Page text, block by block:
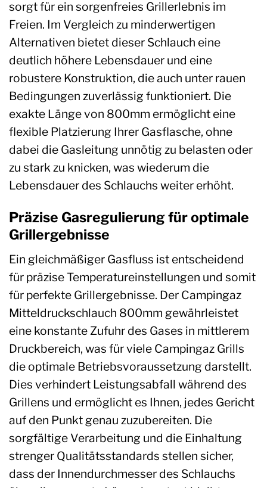
sorgt für ein sorgenfreies Grillerlebnis im
Freien. Im Vergleich zu minderwertigen
Alternativen bietet dieser Schlauch eine
deutlich höhere Lebensdauer und eine
robustere Konstruktion, die auch unter rauen
Bedingungen zuverlässig funktioniert. Die
exakte Länge von 800mm ermöglicht eine
flexible Platzierung Ihrer Gasflasche, ohne
dabei die Gasleitung unnötig zu belasten oder
zu stark zu knicken, was wiederum die
Lebensdauer des Schlauchs weiter erhöht.
Präzise Gasregulierung für optimale
Grillergebnisse
Ein gleichmäßiger Gasfluss ist entscheidend
für präzise Temperatureinstellungen und somit
für perfekte Grillergebnisse. Der Campingaz
Mitteldruckschlauch 800mm gewährleistet
eine konstante Zufuhr des Gases in mittlerem
Druckbereich, was für viele Campingaz Grills
die optimale Betriebsvoraussetzung darstellt.
Dies verhindert Leistungsabfall während des
Grillens und ermöglicht es Ihnen, jedes Gericht
auf den Punkt genau zuzubereiten. Die
sorgfältige Verarbeitung und die Einhaltung
strenger Qualitätsstandards stellen sicher,
dass der Innendurchmesser des Schlauchs